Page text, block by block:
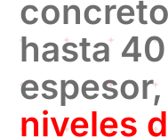
hasta
espesor,
niveles